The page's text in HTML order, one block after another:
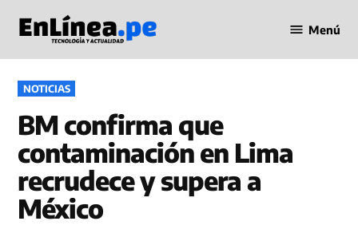
contenido
en Línea
Menú
PUBLICADO
EN
NOTICIAS
BM confirma que
contaminación en Lima
recrudece y supera a
México